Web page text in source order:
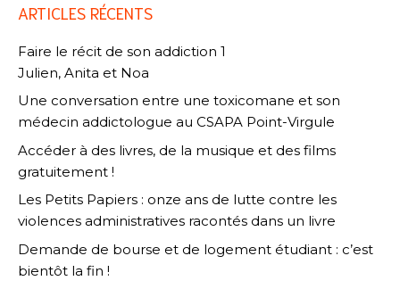
ARTICLES RÉCENTS
Faire le récit de son addiction 1
Julien, Anita et Noa
Une conversation entre une toxicomane et son
médecin addictologue au CSAPA Point-Virgule
Accéder à des livres, de la musique et des films
gratuitement !
Les Petits Papiers : onze ans de lutte contre les
violences administratives racontés dans un livre
Demande de bourse et de logement étudiant : c’est
bientôt la fin !